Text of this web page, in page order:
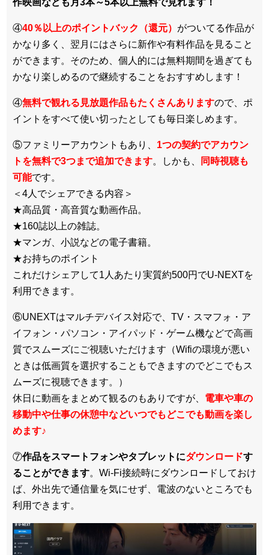
④40％以上のポイントバック（還元） がついてる作品が
かなり多く、翌月にはさらに新作や有料作品を見ること
ができます。そのため、個人的には無料期間を過ぎても
かなり楽しめるので継続することをおすすめします！
④無料で観れる見放題作品もたくさんありますので、ポ
イントをすべて使い切ったとしても毎日楽しめます。
⑤ファミリーアカウントもあり、 1つの契約でアカウン
トを無料で3つまで追加できます。しかも、
同時視聴も
可能です。
＜4人でシェアできる内容＞
★高品質・高音質な動画作品。
★160誌以上の雑誌。
★マンガ、小説などの電子書籍。
★お持ちのポイント
これだけシェアして1人あたり実質約500円でU-NEXTを
利用できます。
⑥UNEXTはマルチデバイス対応で、TV・スマフォ・ア
イフォン・パソコン・アイパッド・ゲーム機などで高画
質でスムーズにご視聴いただけます（Wifiの環境が悪い
ときは低画質を選択することもできますのでどこでもス
ムーズに視聴できます。）
休日に動画をまとめて観るのもありですが、 電車や車の
移動中や仕事の休憩中などいつでもどこでも動画を楽し
めます♪
⑦作品をスマートフォンやタブレットにダウンロードす
ることができます。Wi-Fi接続時にダウンロードしておけ
ば、外出先で通信量を気にせず、電波のないところでも
利用できます。